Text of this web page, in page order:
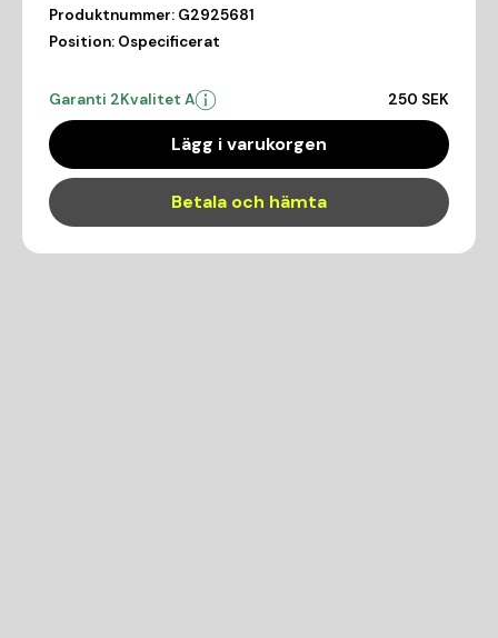
Produktnummer: G2925681
Position: Ospecificerat
Garanti 2Kvalitet A 250 SEK
Lägg i varukorgen
Betala och hämta